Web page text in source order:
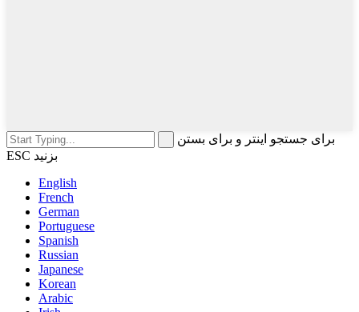
برای جستجو اینتر و برای بستن
ESC بزنید
English
French
German
Portuguese
Spanish
Russian
Japanese
Korean
Arabic